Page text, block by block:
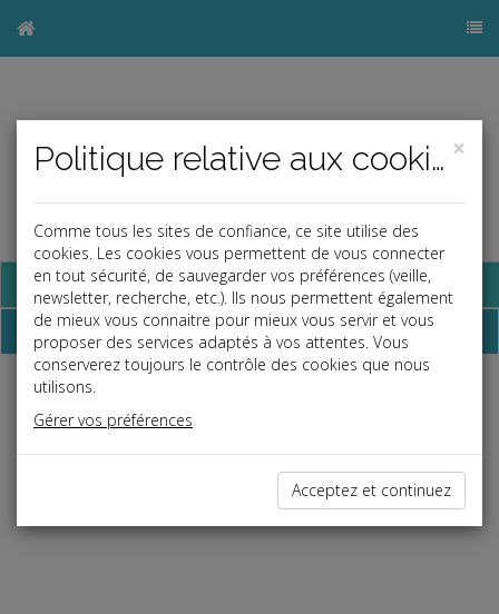
Base documentaire
Dossiers
Espace réservé
×
Politique relative aux cookies
Comme tous les sites de confiance, ce site utilise des
cookies. Les cookies vous permettent de vous connecter
en tout sécurité, de sauvegarder vos préférences (veille,
newsletter, recherche, etc.). Ils nous permettent également
de mieux vous connaitre pour mieux vous servir et vous
proposer des services adaptés à vos attentes. Vous
conserverez toujours le contrôle des cookies que nous
utilisons.
Gérer vos préférences
Acceptez et continuez